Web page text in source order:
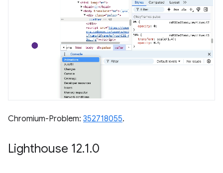
Chromium-Problem: 352718055.
Lighthouse 12.1.0